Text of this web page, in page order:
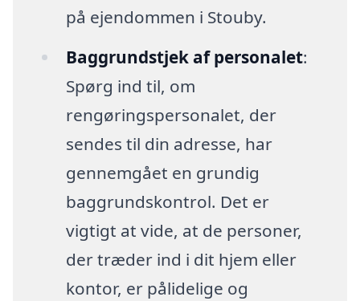
på ejendommen i Stouby.
Baggrundstjek af personalet:
Spørg ind til, om
rengøringspersonalet, der
sendes til din adresse, har
gennemgået en grundig
baggrundskontrol. Det er
vigtigt at vide, at de personer,
der træder ind i dit hjem eller
kontor, er pålidelige og